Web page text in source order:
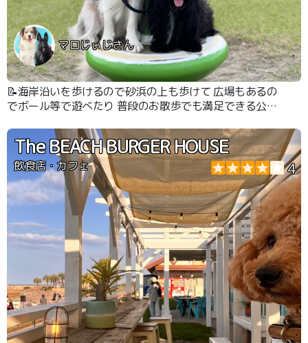
マロじぃじさん
📝海岸沿いを歩けるので砂浜の上も歩けて 広場もあるの
でボール等で遊べたり 普段のお散歩でも満足できる公園
The BEACH BURGER HOUSE
飲食店・カフェ 4